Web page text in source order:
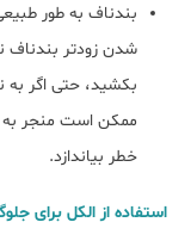
بندناف به طور
شدن زودتر بندناف
بکشید، حتی اگر به
ممکن است منجر به
خطر بیاندازد.
استفاده از الکل برای